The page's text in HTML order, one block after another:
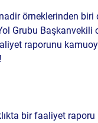
örneklerinden biri
Grubu Başkanvekili
raporunu
bir faaliyet raporu